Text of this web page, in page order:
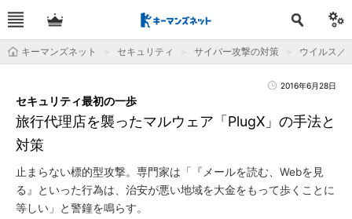
キーマンズネット セキュリティ サイバー攻撃の対策 ウイルス／
2016年6月28日
旅行代理店を襲ったマルウェア「PlugX」の手法と
対策
セキュリティ最初の一歩
止まらない標的型攻撃。専門家は「『メールを読む、Webを見
る』といった行為は、治安が悪い地域を大金をもって歩くことに
等しい」と警鐘を鳴らす。